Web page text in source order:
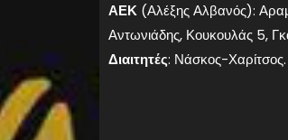
ΑΕΚ(Αλέξης Αλβανός):
Αντωνιάδης, Κουκουλάς 5,
Διαιτητές: Νάσκος-Χαρίτσος.